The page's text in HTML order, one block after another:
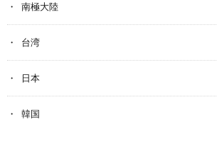
南極大陸
台湾
日本
韓国